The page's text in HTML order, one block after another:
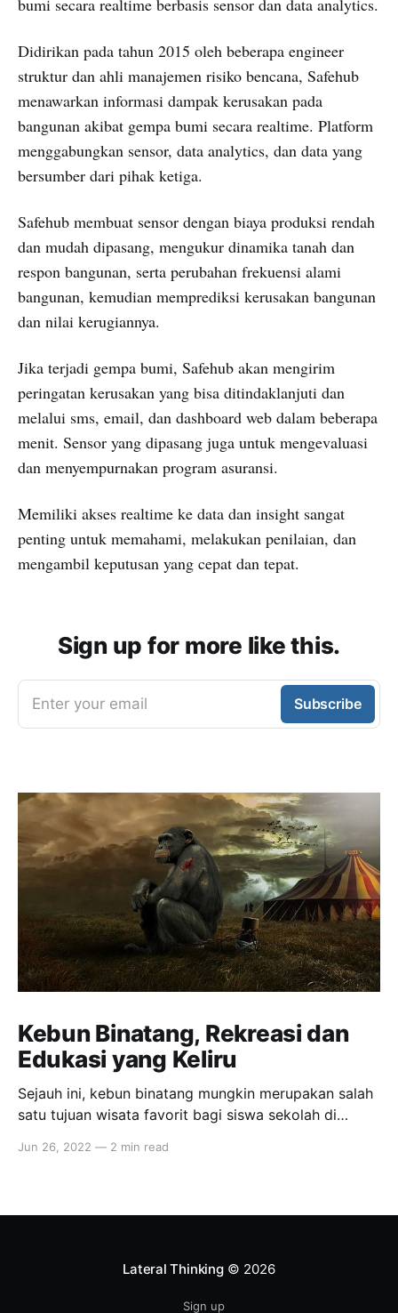
bumi secara realtime berbasis sensor dan data analytics.
Didirikan pada tahun 2015 oleh beberapa engineer
struktur dan ahli manajemen risiko bencana, Safehub
menawarkan informasi dampak kerusakan pada
bangunan akibat gempa bumi secara realtime. Platform
menggabungkan sensor, data analytics, dan data yang
bersumber dari pihak ketiga.
Safehub membuat sensor dengan biaya produksi rendah
dan mudah dipasang, mengukur dinamika tanah dan
respon bangunan, serta perubahan frekuensi alami
bangunan, kemudian memprediksi kerusakan bangunan
dan nilai kerugiannya.
Jika terjadi gempa bumi, Safehub akan mengirim
peringatan kerusakan yang bisa ditindaklanjuti dan
melalui sms, email, dan dashboard web dalam beberapa
menit. Sensor yang dipasang juga untuk mengevaluasi
dan menyempurnakan program asuransi.
Memiliki akses realtime ke data dan insight sangat
penting untuk memahami, melakukan penilaian, dan
mengambil keputusan yang cepat dan tepat.
Sign up for more like this.
Enter your email Subscribe
Kebun Binatang, Rekreasi dan
Edukasi yang Keliru
Sejauh ini, kebun binatang mungkin merupakan salah
satu tujuan wisata favorit bagi siswa sekolah di
adalah untuk belajar mengenai satwa liar. Namun
Jun 26, 2022 — 2 min read
Lateral Thinking© 2026
Sign up